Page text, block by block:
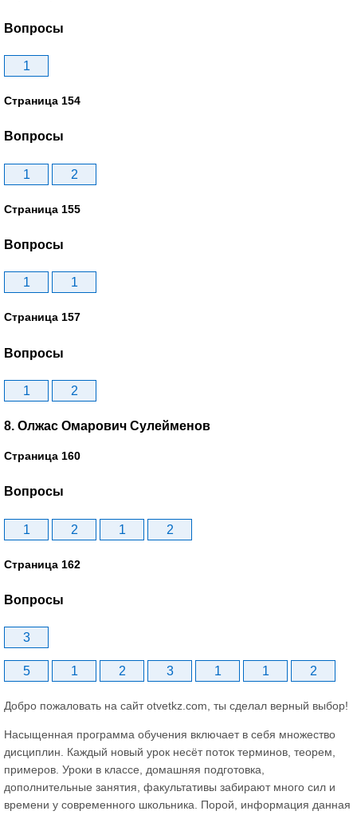
Вопросы
1
Страница 154
Вопросы
1 2
Страница 155
Вопросы
1 1
Страница 157
Вопросы
1 2
8. Олжас Омарович Сулейменов
Страница 160
Вопросы
1 2 1 2
Страница 162
Вопросы
3
5 1 2 3 1 1 2
Добро пожаловать на сайт otvetkz.com, ты сделал верный выбор!
Насыщенная программа обучения включает в себя множество
дисциплин. Каждый новый урок несёт поток терминов, теорем,
примеров. Уроки в классе, домашняя подготовка,
дополнительные занятия, факультативы забирают много сил и
времени у современного школьника. Порой, информация данная